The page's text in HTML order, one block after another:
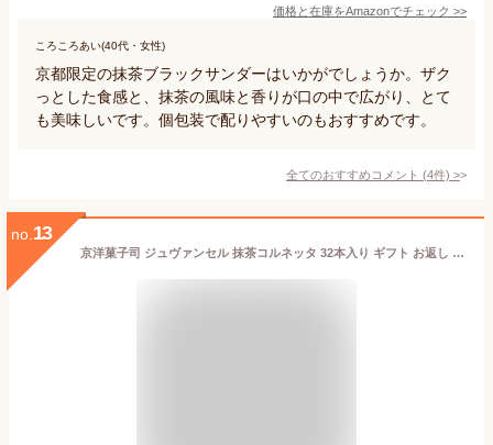
価格と在庫をAmazonでチェック >>
ころころあい(40代・女性)
京都限定の抹茶ブラックサンダーはいかがでしょうか。ザク
っとした食感と、抹茶の風味と香りが口の中で広がり、とて
も美味しいです。個包装で配りやすいのもおすすめです。
全てのおすすめコメント (4件) >
no. 13
京洋菓子司 ジュヴァンセル 抹茶コルネッタ 32本入り ギフト お返し 京都 お土産 母の日 父の日 お歳暮 御歳暮 お取り寄せ スイーツ 和菓子 バレンタインデー ホワイトデー 入学 卒業 お祝い